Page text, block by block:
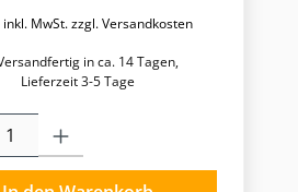
inkl. MwSt. zzgl. Versandkosten
in ca. 14 Tagen,
Lieferzeit 3-5 Tage
Anzahl: Gib den gewünschten Wert